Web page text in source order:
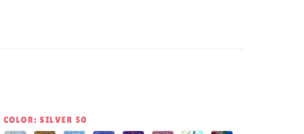
COLOR: SILVER 50